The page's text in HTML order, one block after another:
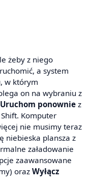
żeby z niego
a system
w którym
on na wybraniu z
Uruchom ponownie z
Komputer
nie musimy teraz
niebieska plansza z
załadowanie
zaawansowane
oraz Wyłącz